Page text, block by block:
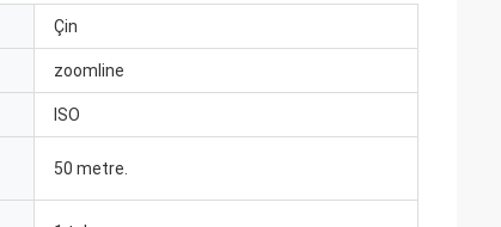
Çin
zoomline
ISO
50 metre.